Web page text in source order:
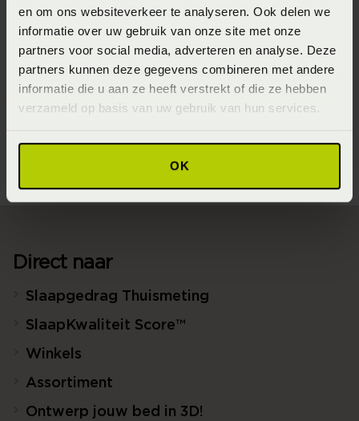
en om ons websiteverkeer te analyseren. Ook delen we
informatie over uw gebruik van onze site met onze
partners voor social media, adverteren en analyse. Deze
partners kunnen deze gegevens combineren met andere
informatie die u aan ze heeft verstrekt of die ze hebben
verzameld op basis van uw gebruik van hun services.
OK
Wasvoorschrift: wassen op 40°C of 60°C
Materiaal
95% katoen 5% Lycra ® (Katoen)
Seizoen
Direct naar
Slaapgedrag Thuismeting
SlaapKwaliteit Score™
Winkels
Assortiment
Ontwerp jouw bed in 3D!